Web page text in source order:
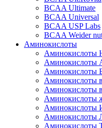
BCAA Ultimate
BCAA Universal
BCAA USP Labs
BCAA Weider
Аминокислоты
Аминокислоты
Аминокислоты
Аминокислоты
Аминокислоты
Аминокислоты в
Аминокислоты
Аминокислоты
Аминокислоты
Аминокислоты